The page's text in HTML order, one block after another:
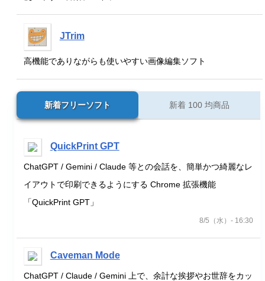
JTrim
高機能でありながらも使いやすい画像編集ソフト
新着フリーソフト 新着 100 均商品
QuickPrint GPT
ChatGPT / Gemini / Claude 等との会話を、簡単かつ綺麗なレ
イアウトで印刷できるようにする Chrome 拡張機能
「QuickPrint GPT」
8/5（水）- 16:30
Caveman Mode
ChatGPT / Claude / Gemini 上で、余計な挨拶やお世辞をカッ